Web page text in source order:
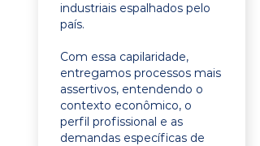
industriais espalhados pelo
país.
Com essa capilaridade,
entregamos processos mais
assertivos, entendendo o
contexto econômico, o
perfil profissional e as
demandas específicas de